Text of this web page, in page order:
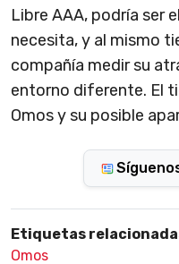
Libre AAA, podría ser
necesita, y al mismo
compañía medir su
entorno diferente. El
Omos y su posible
Etiquetas
Omos